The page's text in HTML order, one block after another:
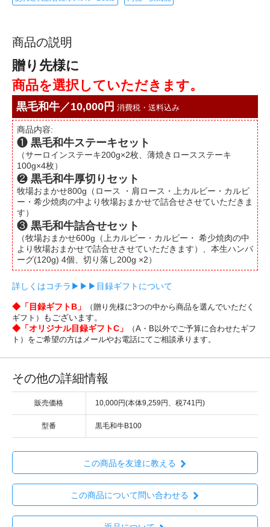
商品の説明
贈り先様に
商品を選択していただきます。
黒毛和牛／10,000円 消費税・送料込み
商品内容:
❶ 黒毛和牛ステーキセット
（サーロインステーキ200g×2枚、薄焼きロースステーキ
100g×4枚）
❷ 黒毛和牛厚切りセット
牧場おまかせ800g（ロース ・肩ロース・上カルビー・カルビ
ー・希少焼肉の中より牧場おまかせで詰合せさせていただきま
す）
❸ 黒毛和牛詰合せセット
（牧場おまかせ600g（上カルビー・カルビー・ 希少焼肉の中
より牧場おまかせで詰合せさせていただきます）、本生ハンバ
ーグ(120g) 4個、切り落し200g ×2）
詳しくはコチラ▶︎▶︎▶︎目録ギフトについて
◆「目録ギフトB」
（贈り先様に3つの中から商品を選んでいただく
ギフト）
もございます。
◆「オリジナル目録ギフトC」
（A・B以外でご予算に合わせたギフ
ト）をご希望の方はメールやお電話にてご相談承ります。
その他の詳細情報
販売価格 10,000円(本体9,259円、税741円)
型番 黒毛和牛B100
この商品を友達に教える
この商品について問い合わせる